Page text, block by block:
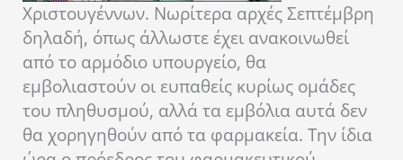
Χριστουγέννων. Νωρίτερα αρχές Σεπτέμβρη
δηλαδή, όπως άλλωστε έχει ανακοινωθεί
από το αρμόδιο υπουργείο, θα
εμβολιαστούν οι ευπαθείς κυρίως ομάδες
του πληθυσμού, αλλά τα εμβόλια αυτά δεν
θα χορηγηθούν από τα φαρμακεία. Την ίδια